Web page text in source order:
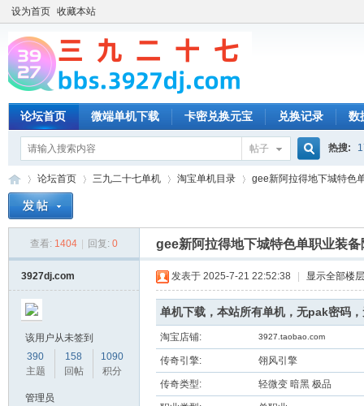
设为首页 收藏本站
论坛首页 微端单机下载 卡密兑换元宝 兑换记录 数
帖子
搜
索
热搜:
论坛首页
›
三九二十七单机
›
淘宝单机目录
›
gee新阿拉得地下城特色
查看: 1404 回复: 0 gee新阿拉得地下城特色单职业装备
3927dj.com
该用户从未签到
390
主题
158
回帖
1090
积分
管理员
发表于 2025-7-21 22:52:38 显示全部楼层
单机下载，本站所有单机，无pak密码
淘宝店铺: 3927.taobao.com
传奇引擎: 翎风引擎
传奇类型: 轻微变 暗黑 极品